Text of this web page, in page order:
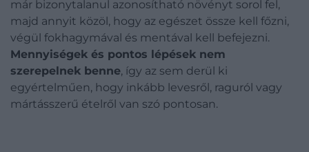
már bizonytalanul azonosítható növényt sorol fel,
majd annyit közöl, hogy az egészet össze kell főzni,
végül fokhagymával és mentával kell befejezni.
Mennyiségek és pontos lépések nem
szerepelnek benne, így az sem derül ki
egyértelműen, hogy inkább levesről, raguról vagy
mártásszerű ételről van szó pontosan.